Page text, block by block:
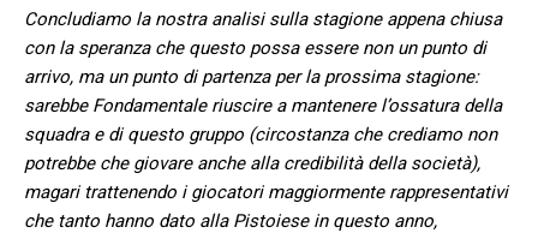
Concludiamo la nostra analisi sulla stagione appena chiusa
con la speranza che questo possa essere non un punto di
arrivo, ma un punto di partenza per la prossima stagione:
sarebbe Fondamentale riuscire a mantenere l’ossatura della
squadra e di questo gruppo (circostanza che crediamo non
potrebbe che giovare anche alla credibilità della società),
magari trattenendo i giocatori maggiormente rappresentativi
che tanto hanno dato alla Pistoiese in questo anno,